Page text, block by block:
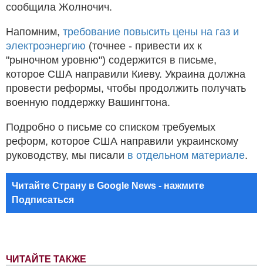
ЧИТАЙТЕ ТАКЖЕ
сообщила Жолночич.
Напомним, требование повысить цены на газ и
электроэнергию (точнее - привести их к
"рыночном уровню") содержится в письме,
которое США направили Киеву. Украина должна
провести реформы, чтобы продолжить получать
военную поддержку Вашингтона.
Подробно о письме со списком требуемых
реформ, которое США направили украинскому
руководству, мы писали в отдельном материале.
Читайте Страну в Google News - нажмите
Подписаться